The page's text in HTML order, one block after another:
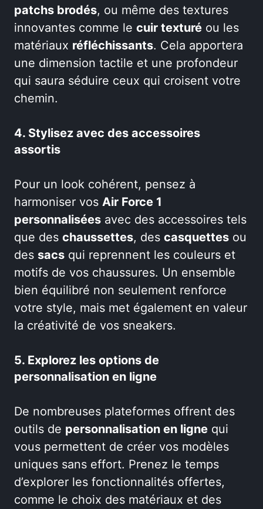
patchs brodés, ou même des textures
innovantes comme le cuir texturé ou les
matériaux réfléchissants. Cela apportera
une dimension tactile et une profondeur
qui saura séduire ceux qui croisent votre
chemin.
4. Stylisez avec des accessoires
assortis
Pour un look cohérent, pensez à
harmoniser vos Air Force 1
personnalisées avec des accessoires tels
que des chaussettes, des casquettes ou
des sacs qui reprennent les couleurs et
motifs de vos chaussures. Un ensemble
bien équilibré non seulement renforce
votre style, mais met également en valeur
la créativité de vos sneakers.
5. Explorez les options de
personnalisation en ligne
De nombreuses plateformes offrent des
outils de personnalisation en ligne qui
vous permettent de créer vos modèles
uniques sans effort. Prenez le temps
d’explorer les fonctionnalités offertes,
comme le choix des matériaux et des